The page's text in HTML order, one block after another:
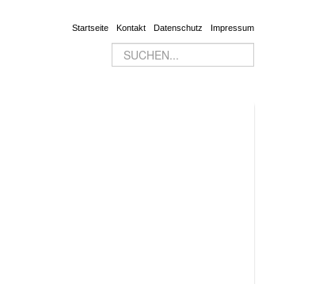
Startseite Kontakt Datenschutz Impressum